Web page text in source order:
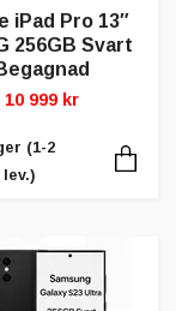
iPad Pro 13″
256GB Svart
10 999 kr
(1-2